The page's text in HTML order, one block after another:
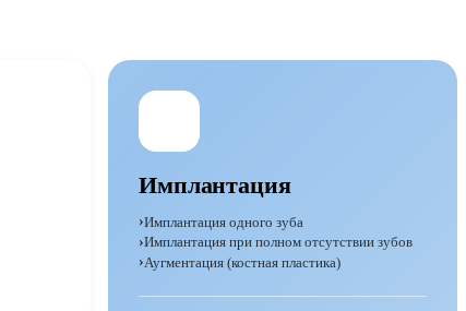
Имплантация
Имплантация одного зуба
Имплантация при полном отсутствии зубов
Аугментация (костная пластика)